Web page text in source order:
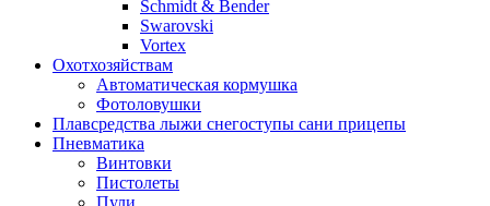
Schmidt & Bender
Swarovski
Vortex
Охотхозяйствам
Автоматическая кормушка
Фотоловушки
Плавсредства лыжи снегоступы сани прицепы
Пневматика
Винтовки
Пистолеты
Пули